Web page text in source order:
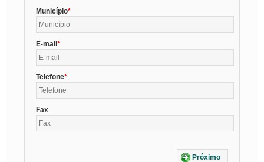
Município
E-mail
Telefone
Fax
Próximo